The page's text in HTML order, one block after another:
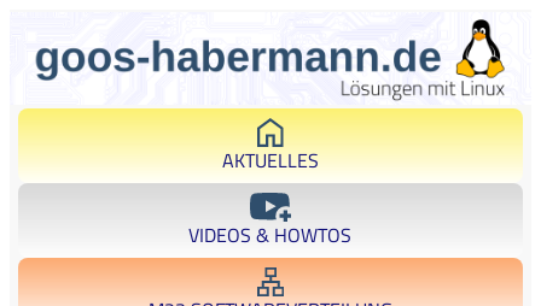
AKTUELLES
VIDEOS & HOWTOS